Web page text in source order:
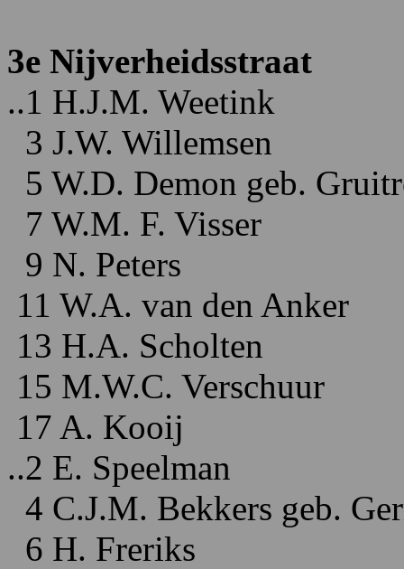
3e Nijverheidsstraat
..1 H.J.M. Weetink
3 J.W. Willemsen
5 W.D. Demon geb.
7 W.M. F. Visser
9 N. Peters
11 W.A. van den Anker
13 H.A. Scholten
15 M.W.C. Verschuur
17 A. Kooij
..2 E. Speelman
4 C.J.M. Bekkers geb.
6 H. Freriks